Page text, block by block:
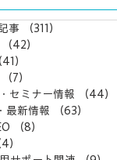
予算の
た。だ
事 （311）
（42）
41）
（7）
セミナー情報
（44）
最新情報
（63）
（8）
4）